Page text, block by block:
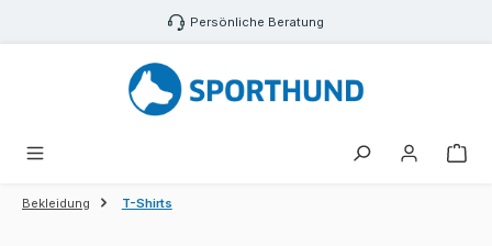
Zum Hauptinhalt springen Persönliche Beratung
Bekleidung T-Shirts